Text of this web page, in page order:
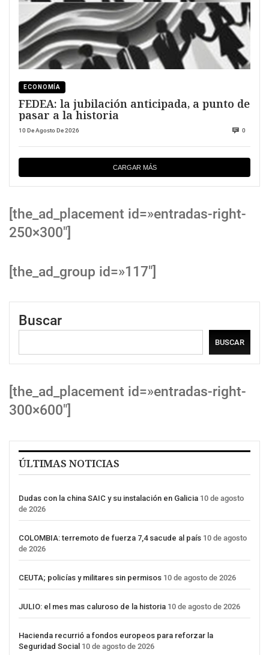
ECONOMÍA
FEDEA: la jubilación anticipada, a punto de
pasar a la historia
10 De Agosto De 2026 0
CARGAR MÁS
[the_ad_placement id=»entradas-right-
250×300″]
[the_ad_group id=»117″]
Buscar
BUSCAR
[the_ad_placement id=»entradas-right-
300×600″]
ÚLTIMAS NOTICIAS
Dudas con la china SAIC y su instalación en Galicia 10 de agosto
de 2026
COLOMBIA: terremoto de fuerza 7,4 sacude al país 10 de agosto
de 2026
CEUTA; policías y militares sin permisos 10 de agosto de 2026
JULIO: el mes mas caluroso de la historia 10 de agosto de 2026
Hacienda recurrió a fondos europeos para reforzar la
Seguridad Social 10 de agosto de 2026